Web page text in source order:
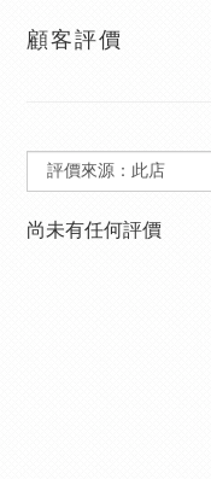
顧客評價
尚未有任何評價